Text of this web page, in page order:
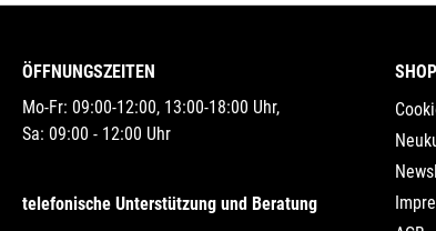
ÖFFNUNGSZEITEN
Mo-Fr: 09:00-12:00, 13:00-18:00 Uhr,
Sa: 09:00 - 12:00 Uhr
telefonische Unterstützung und Beratung
SHOP